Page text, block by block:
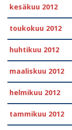
kesäkuu 2012
toukokuu 2012
huhtikuu 2012
maaliskuu 2012
helmikuu 2012
tammikuu 2012